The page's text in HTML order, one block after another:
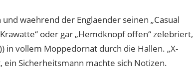
waehrend der Englaender seinen „Casual
oder gar „Hemdknopf offen“ zelebriert,
in vollem Moppedornat durch die Hallen. „X-
ein Sicherheitsmann machte sich Notizen.